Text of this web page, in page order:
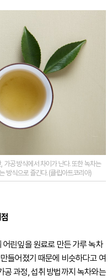
가공 방식에서 차이가 난다. 또한 녹차는
방식으로 즐긴다. (클립아트코리아)
린잎을 원료로 만든 가루 녹차
들어졌기 때문에 비슷하다고 여
공 과정, 섭취 방법까지 녹차와는